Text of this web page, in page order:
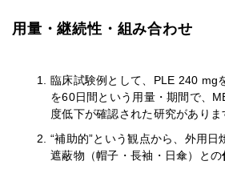
用量・継続性・組み合わせ
臨床試験例として、PLE 240 mg
を60日間という用量・期間で、
度低下が確認された研究がありま
“補助的”という観点から、外用
遮蔽物（帽子・長袖・日傘）との